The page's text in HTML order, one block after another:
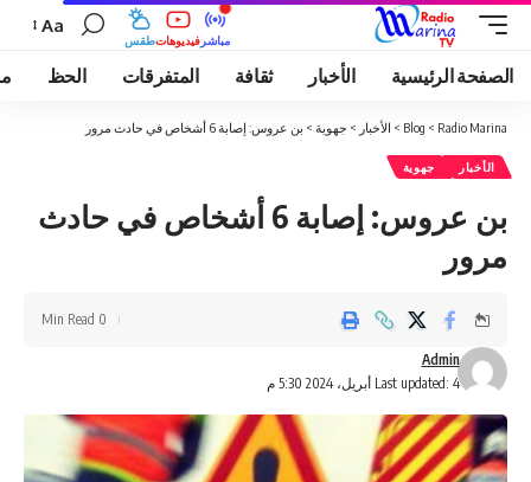
طقسفيديوهات مباشر
Aa
الصفحة الرئيسية الأخبار ثقافة المتفرقات الحظ
Radio Marina
>
Blog
> الأخبار > جهوية > بن عروس: إصابة 6 أشخاص في حادث مرور
الأخبار جهوية
بن عروس: إصابة 6 أشخاص في حادث
مرور
Last updated: 4 أبريل، 2024 5:30 م
Admin
0 Min Read